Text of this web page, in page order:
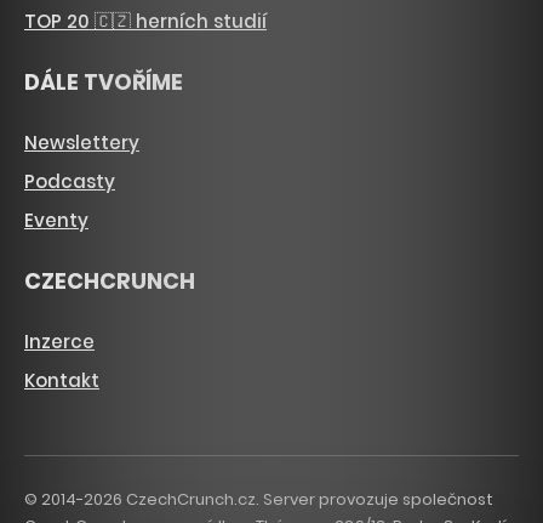
TOP 20 🇨🇿 herních studií
DÁLE TVOŘÍME
Newslettery
Podcasty
Eventy
CZECHCRUNCH
Inzerce
Kontakt
© 2014-2026 CzechCrunch.cz. Server provozuje společnost